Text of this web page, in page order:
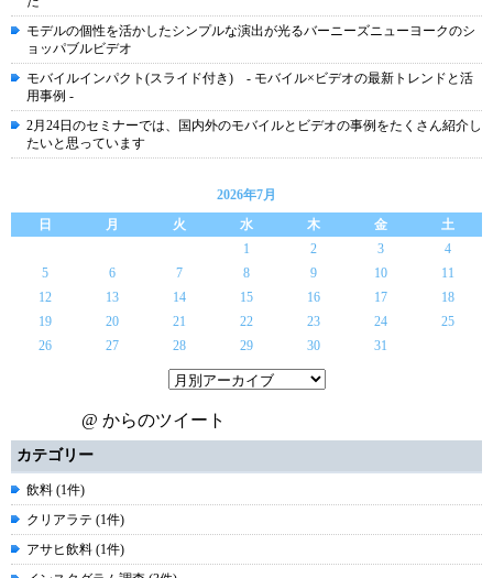
モデルの個性を活かしたシンプルな演出が光るバーニーズニューヨークのシ
ョッパブルビデオ
モバイルインパクト(スライド付き) - モバイル×ビデオの最新トレンドと活
用事例 -
2月24日のセミナーでは、国内外のモバイルとビデオの事例をたくさん紹介し
たいと思っています
2026年7月
日
月 火 水 木 金
土
1
2 3
4
5
6 7 8 9 10
11
12
13 14 15 16 17
18
19
20 21 22 23 24
25
26
27 28 29 30 31
@ からのツイート
カテゴリー
飲料 (1件)
クリアラテ (1件)
アサヒ飲料 (1件)